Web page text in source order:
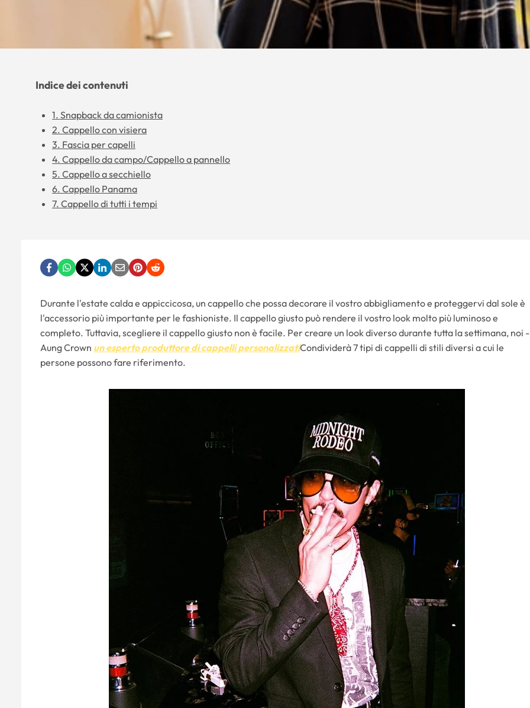
Indice dei contenuti
1. Snapback da camionista
2. Cappello con visiera
3. Fascia per capelli
4. Cappello da campo/Cappello a pannello
5. Cappello a secchiello
6. Cappello Panama
7. Cappello di tutti i tempi
Durante l'estate calda e appiccicosa, un cappello che possa decorare il vostro abbigliamento e proteggervi dal sole è
l'accessorio più importante per le fashioniste. Il cappello giusto può rendere il vostro look molto più luminoso e
completo. Tuttavia, scegliere il cappello giusto non è facile. Per creare un look diverso durante tutta la settimana, noi -
Aung Crown un esperto produttore di cappelli personalizzatiCondividerà 7 tipi di cappelli di stili diversi a cui le
persone possono fare riferimento.